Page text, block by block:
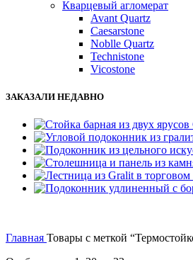
Кварцевый агломерат
Avant Quartz
Caesarstone
Noblle Quartz
Technistone
Vicostone
ЗАКАЗАЛИ НЕДАВНО
Главная Товары с меткой